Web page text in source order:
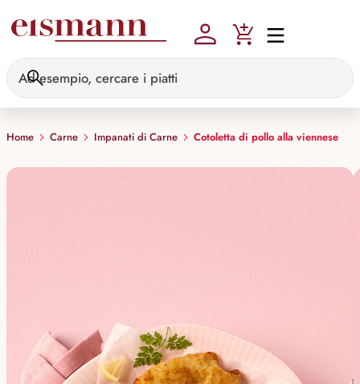
Home Carne Impanati di Carne Cotoletta di pollo alla viennese